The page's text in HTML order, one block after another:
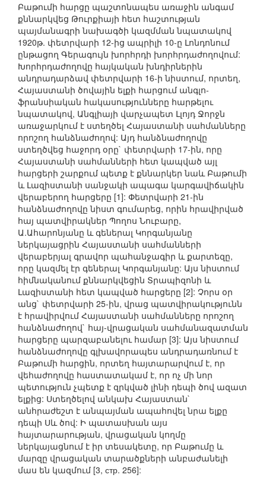
Բաթումի հարցը պաշտոնապես առաջին անգամ
քննարկվեց Թուրքիայի հետ հաշտության
պայմանագրի նախագծի կազմման նպատակով
1920թ. փետրվարի 12-ից ապրիլի 10-ը Լոնդոնում
ընթացող Գերագույն խորհրդի խորհրդաժողովում:
Խորհրդաժողովը հայկական խնդիրներին
անդրադարձավ փետրվարի 16-ի նիստում, որտեղ,
Հայաստանի ծովային ելքի հարցում անգլո-
ֆրանսիական հակասությունները հարթելու
նպատակով, Անգլիայի վարչապետ Լլոյդ Ջորջն
առաջարկում է ստեղծել Հայաստանի սահմանները
որոշող հանձնաժողով: Այդ հանձնաժողովը
ստեղծվեց հաջորդ օրը` փետրվարի 17-ին, որը
Հայաստանի սահմանների հետ կապված այլ
հարցերի շարքում պետք է քննարկեր նաև Բաթումի
և Լազիստանի սանջակի ապագա կարգավիճակին
վերաբերող հարցերը [1]: Փետրվարի 21-ին
հանձնաժողովը նիստ գումարեց, որին հրավիրված
հայ պատվիրակներ Պողոս Նուբարը,
Ա.Ահարոնյանը և գեներալ Կորգանյանը
ներկայացրին Հայաստանի սահմանների
վերաբերյալ գրավոր պահանջագիր և քարտեզը,
որը կազմել էր գեներալ Կորգանյանը: Այս նիստում
հիմնականում քննարկվեցին Տրապիզոնի և
Լազիստանի հետ կապված հարցերը [2]: Չորս օր
անց` փետրվարի 25-ին, վրաց պատվիրակությունն
է հրավիրվում Հայաստանի սահմանները որոշող
հանձնաժողով` հայ-վրացական սահմանազատման
հարցերը պարզաբանելու համար [3]: Այս նիստում
հանձնաժողովը գլխավորապես անդրադառնում է
Բաթումի հարցին, որտեղ հայտարարվում է, որ
վեհաժողովը հաստատակամ է, որ ոչ մի նոր
պետություն չպետք է զրկված լինի դեպի ծով ազատ
ելքից: Ստեղծելով անկախ Հայաստան`
անհրաժեշտ է անպայման ապահովել նրա ելքը
դեպի Սև ծով: Ի պատասխան այս
հայտարարության, վրացական կողմը
ներկայացնում է իր տեսակետը, որ Բաթումը և
մարզը վրացական տարածքների անբաժանելի
մաս են կազմում [3, стр. 256]: